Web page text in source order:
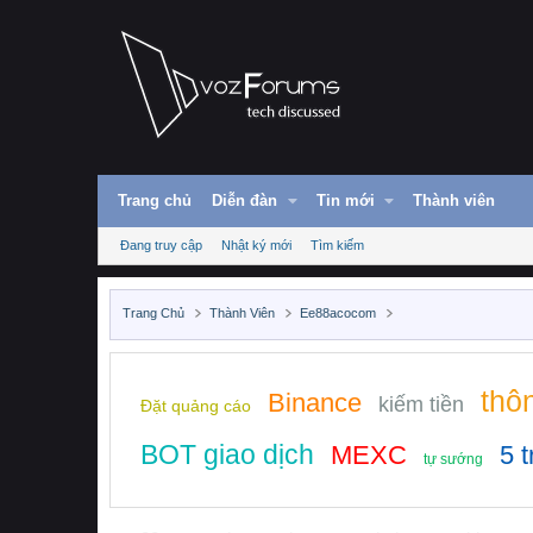
Trang chủ Diễn đàn Tin mới Thành viên
Đang truy cập Nhật ký mới Tìm kiếm
Trang Chủ Thành Viên Ee88acocom
Đặt quảng cáo Binance kiếm tiền
BOT giao dịch MEXC tự sướng 5